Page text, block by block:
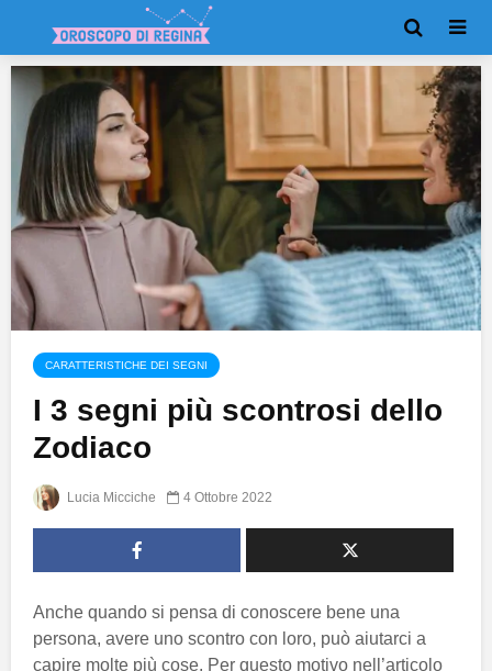
CARATTERISTICHE DEI SEGNI
I 3 segni più scontrosi dello
Zodiaco
Lucia Micciche 4 Ottobre 2022
Anche quando si pensa di conoscere bene una
persona, avere uno scontro con loro, può aiutarci a
capire molte più cose. Per questo motivo nell’articolo